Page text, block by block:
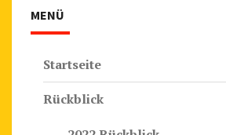
MENÜ
Startseite
Rückblick